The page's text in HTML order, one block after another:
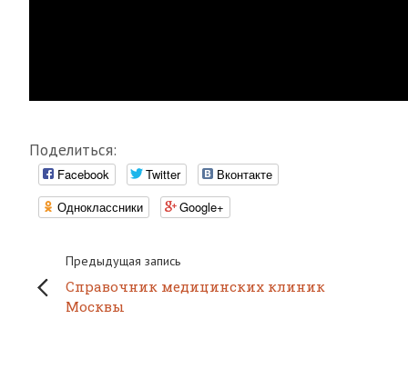
Поделиться:
Facebook Twitter
Вконтакте
Одноклассники
Google+
Предыдущая запись
Справочник медицинских клиник
Москвы